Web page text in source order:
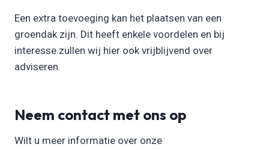
Een extra toevoeging kan het plaatsen van een
groendak zijn. Dit heeft enkele voordelen en bij
interesse zullen wij hier ook vrijblijvend over
adviseren.
Neem contact met ons op
Wilt u meer informatie over onze